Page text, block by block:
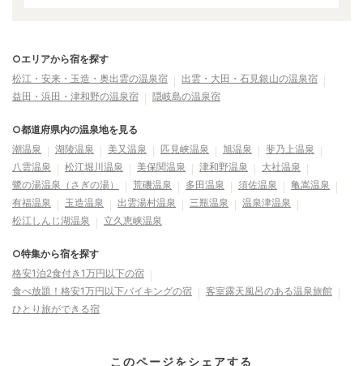
○エリアから宿を探す
松江・安来・玉造・奥出雲の温泉宿
出雲・大田・石見銀山の温泉宿
益田・浜田・津和野の温泉宿
隠岐島の温泉宿
○都道府県内の温泉地を見る
潮温泉
湖陵温泉 美又温泉 匹見峡温泉 旭温泉
斐乃上温泉
八雲温泉
松江堀川温泉 美保関温泉 津和野温泉
大社温泉
鷺の湯温泉（さぎの湯）
荒磯温泉 多田温泉 須佐温泉
亀嵩温泉
有福温泉
玉造温泉 出雲湯村温泉 三瓶温泉
温泉津温泉
松江しんじ湖温泉
立久恵峡温泉
○特集から宿を探す
格安1泊2食付き1万円以下の宿
食べ放題！格安1万円以下バイキングの宿
客室露天風呂のある温泉旅館
ひとり旅ができる宿
このページをシェアする